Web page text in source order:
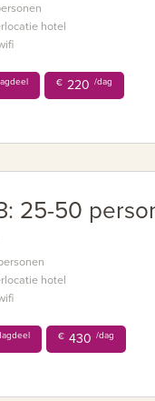
hotel
€ 220 /dag
25-50
hotel
€ 430 /dag